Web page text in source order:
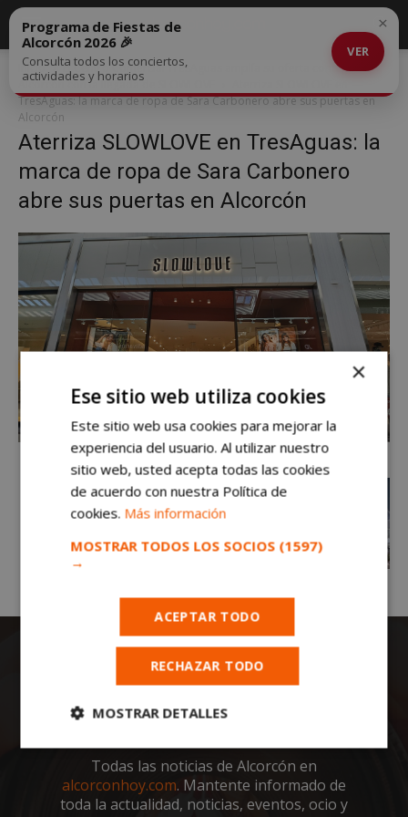
Inicio
El Centro Comercial TresAguas amplía su oferta comercial en
Alcorcón con la llegada de SLOWLOVE
TresAguas: la marca de ropa de Sara Carbonero abre sus puertas en
Alcorcón
Aterriza SLOWLOVE en TresAguas: la
marca de ropa de Sara Carbonero
abre sus puertas en Alcorcón
Programa de Fiestas de
Alcorcón 2026 🎉
Consulta todos los conciertos,
actividades y horarios
VER
×
Todas las noticias de Alcorcón en
alcorconhoy.com. Mantente informado de
toda la actualidad, noticias, eventos, ocio y
×
Ese sitio web utiliza cookies
Este sitio web usa cookies para mejorar la
experiencia del usuario. Al utilizar nuestro
sitio web, usted acepta todas las cookies
de acuerdo con nuestra Política de
cookies. Más información
MOSTRAR TODOS LOS SOCIOS (1597)
→
ACEPTAR TODO
RECHAZAR TODO
MOSTRAR DETALLES
Cookies
estrictamente
necesarias
Cookies de
rendimiento